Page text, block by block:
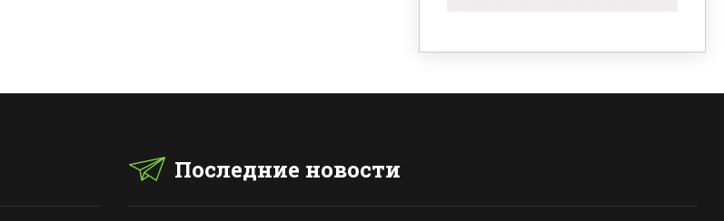
Последние новости